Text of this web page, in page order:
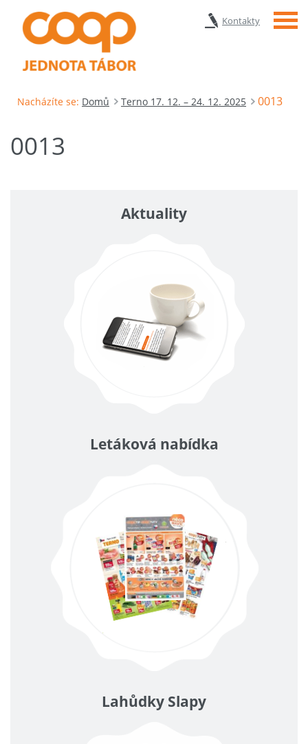
Kontakty Menu
Nacházíte se: Domů Terno 17. 12. – 24. 12. 2025 0013
0013
Aktuality
Letáková nabídka
Lahůdky Slapy